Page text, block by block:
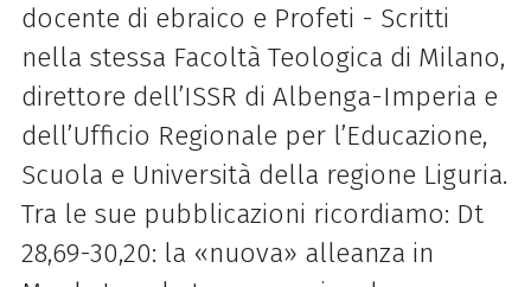
docente di ebraico e Profeti - Scritti
nella stessa Facoltà Teologica di Milano,
direttore dell’ISSR di Albenga-Imperia e
dell’Ufficio Regionale per l’Educazione,
Scuola e Università della regione Liguria.
Tra le sue pubblicazioni ricordiamo: Dt
28,69-30,20: la «nuova» alleanza in